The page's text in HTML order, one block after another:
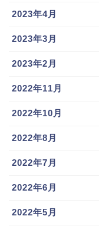
2023年4月
2023年3月
2023年2月
2022年11月
2022年10月
2022年8月
2022年7月
2022年6月
2022年5月